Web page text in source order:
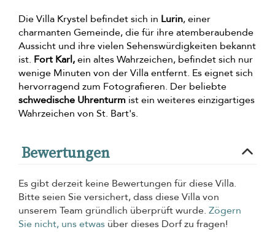
Die Villa Krystel befindet sich in Lurin, einer
charmanten Gemeinde, die für ihre atemberaubende
Aussicht und ihre vielen Sehenswürdigkeiten bekannt
ist. Fort Karl,ein altes Wahrzeichen, befindet sich nur
wenige Minuten von der Villa entfernt. Es eignet sich
hervorragend zum Fotografieren. Der beliebte
schwedische Uhrenturm ist ein weiteres einzigartiges
Wahrzeichen von St. Bart's.
Bewertungen
Es gibt derzeit keine Bewertungen für diese Villa.
Bitte seien Sie versichert, dass diese Villa von
unserem Team gründlich überprüft wurde. Zögern
Sie nicht, uns etwas über dieses Dorf zu fragen!